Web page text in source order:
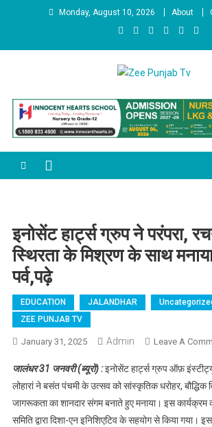
Skip to contentMonday, August 10, 2026 About
Zee Punjab Tv
इनोसेंट हार्ट्स ग्रुप ने परंपरा,
स्थिरता के मिश्रण के साथ
पर्व,पढ़े
EDUCATION JALANDHAR
ZEE PUNJAB TV
January 31, 2025 Admin Leave A
जालंधर 31 जनवरी (ब्यूरो) :इनोसेंट हार्ट्स ग्रुप ऑफ़
लोहारां ने बसंत पंचमी के उत्सव को सांस्कृतिक धरोहर, बौद्धिक
जागरूकता का शानदार संगम बनाते हुए मनाया। इस
समिति द्वारा दिशा-एन इनिशिएटिव के सहयोग से किया गया।